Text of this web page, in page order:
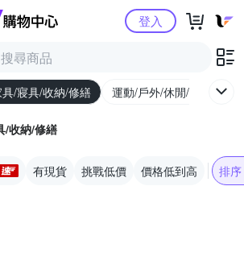
Yahoo購物中心登入
/寢具/收納/修繕 運動/戶外/休閒/健身
/收納/修繕
有現貨 挑戰低價 價格低到高 排序